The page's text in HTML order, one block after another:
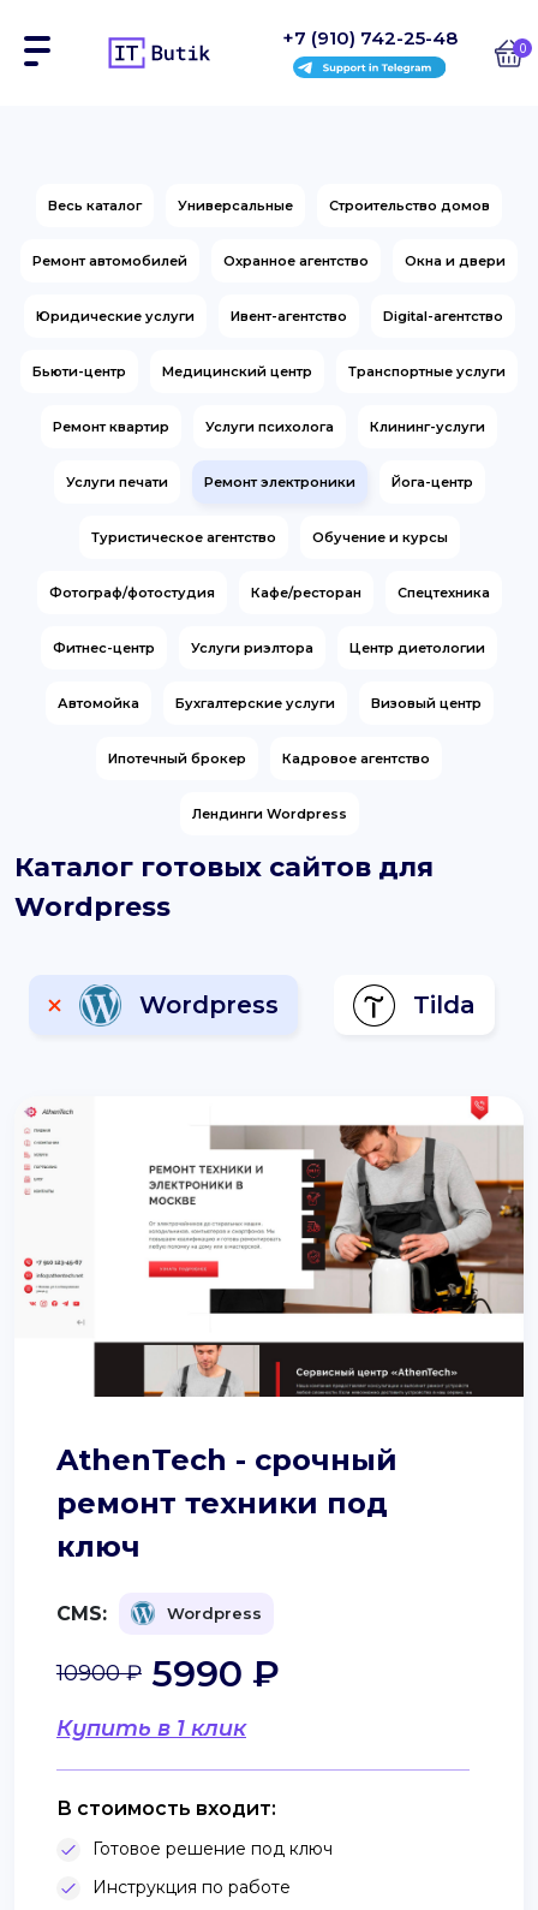
+7 (910) 742-25-48 0
Весь каталог Универсальные Строительство домов
Ремонт автомобилей Охранное агентство Окна и двери
Юридические услуги Ивент-агентство Digital-агентство
Бьюти-центр Медицинский центр Транспортные услуги
Ремонт квартир Услуги психолога Клининг-услуги
Услуги печати Ремонт электроники Йога-центр
Туристическое агентство Обучение и курсы
Фотограф/фотостудия Кафе/ресторан Спецтехника
Фитнес-центр Услуги риэлтора Центр диетологии
Автомойка Бухгалтерские услуги Визовый центр
Ипотечный брокер Кадровое агентство
Лендинги Wordpress
Каталог готовых сайтов для
Wordpress
Wordpress Tilda
AthenTech - срочный
ремонт техники под
ключ
CMS: Wordpress
Купить в 1 клик
10900 ₽ 5990 ₽
В стоимость входит:
Готовое решение под ключ
Инструкция по работе